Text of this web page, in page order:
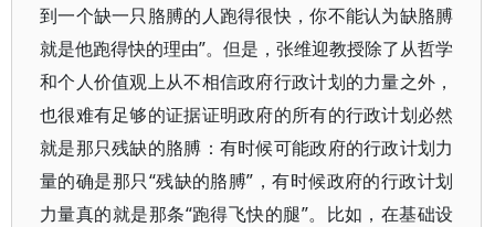
到一个缺一只胳膊的人跑得很快，你不能认为缺胳膊
就是他跑得快的理由”。但是，张维迎教授除了从哲学
和个人价值观上从不相信政府行政计划的力量之外，
也很难有足够的证据证明政府的所有的行政计划必然
就是那只残缺的胳膊：有时候可能政府的行政计划力
量的确是那只“残缺的胳膊”，有时候政府的行政计划
力量真的就是那条“跑得飞快的腿”。比如，在基础设